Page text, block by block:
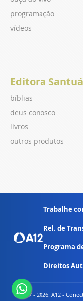
programação
vídeos
Editora
bíblias
deus conosco
livros
outros produtos
Trabalhe
Rel. de
Programa
Direitos
© 2007 - 2026. A12 -